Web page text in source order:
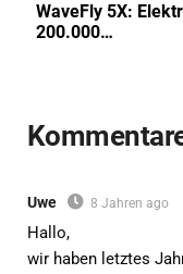
WaveFly 5X:
200.000…
Uwe 8 Jahren ago
Hallo,
wir haben letztes